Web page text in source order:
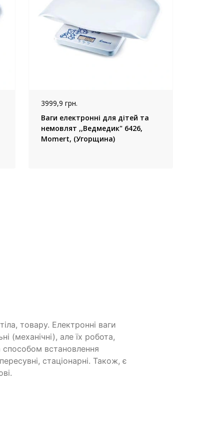
3999,9 грн.
Ваги електронні для дітей та
немовлят ,,Ведмедик" 6426,
Momert, (Угорщина)
товару. Електронні ваги
(механічні), але їх робота,
способом встановлення
стаціонарні. Також, є